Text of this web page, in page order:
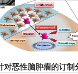
对恶性脑肿瘤的订制